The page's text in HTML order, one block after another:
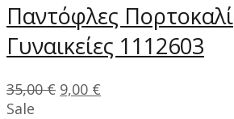
Παντόφλες Πορτοκαλί
Γυναικείες 1112603
35,00€ 9,00 €
Sale